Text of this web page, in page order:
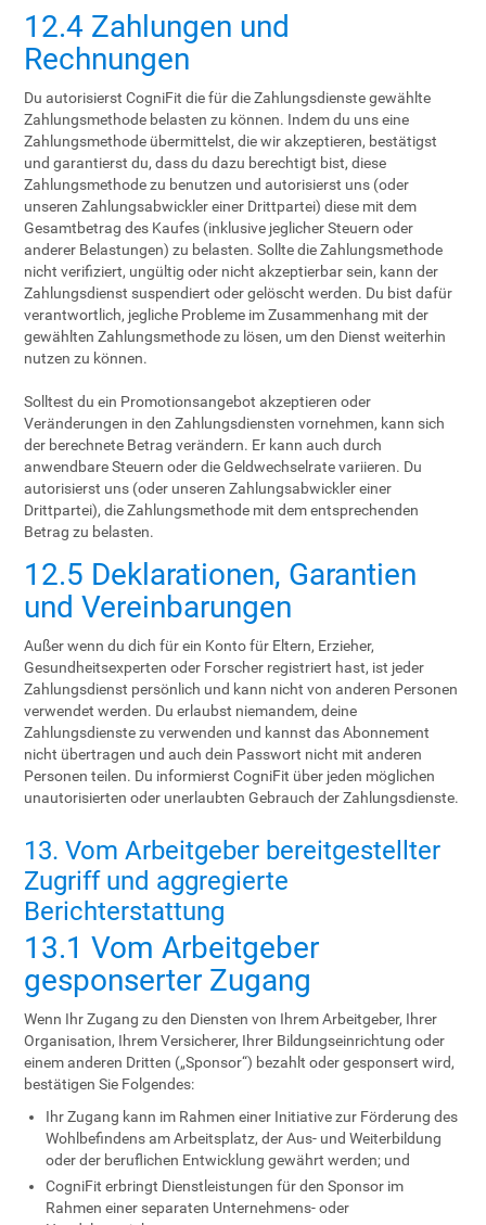
12.4 Zahlungen und
Rechnungen
Du autorisierst CogniFit die für die Zahlungsdienste gewählte
Zahlungsmethode belasten zu können. Indem du uns eine
Zahlungsmethode übermittelst, die wir akzeptieren, bestätigst
und garantierst du, dass du dazu berechtigt bist, diese
Zahlungsmethode zu benutzen und autorisierst uns (oder
unseren Zahlungsabwickler einer Drittpartei) diese mit dem
Gesamtbetrag des Kaufes (inklusive jeglicher Steuern oder
anderer Belastungen) zu belasten. Sollte die Zahlungsmethode
nicht verifiziert, ungültig oder nicht akzeptierbar sein, kann der
Zahlungsdienst suspendiert oder gelöscht werden. Du bist dafür
verantwortlich, jegliche Probleme im Zusammenhang mit der
gewählten Zahlungsmethode zu lösen, um den Dienst weiterhin
nutzen zu können.
Solltest du ein Promotionsangebot akzeptieren oder
Veränderungen in den Zahlungsdiensten vornehmen, kann sich
der berechnete Betrag verändern. Er kann auch durch
anwendbare Steuern oder die Geldwechselrate variieren. Du
autorisierst uns (oder unseren Zahlungsabwickler einer
Drittpartei), die Zahlungsmethode mit dem entsprechenden
Betrag zu belasten.
12.5 Deklarationen, Garantien
und Vereinbarungen
Außer wenn du dich für ein Konto für Eltern, Erzieher,
Gesundheitsexperten oder Forscher registriert hast, ist jeder
Zahlungsdienst persönlich und kann nicht von anderen Personen
verwendet werden. Du erlaubst niemandem, deine
Zahlungsdienste zu verwenden und kannst das Abonnement
nicht übertragen und auch dein Passwort nicht mit anderen
Personen teilen. Du informierst CogniFit über jeden möglichen
unautorisierten oder unerlaubten Gebrauch der Zahlungsdienste.
13. Vom Arbeitgeber bereitgestellter
Zugriff und aggregierte
Berichterstattung
13.1 Vom Arbeitgeber
gesponserter Zugang
Wenn Ihr Zugang zu den Diensten von Ihrem Arbeitgeber, Ihrer
Organisation, Ihrem Versicherer, Ihrer Bildungseinrichtung oder
einem anderen Dritten („Sponsor“) bezahlt oder gesponsert wird,
bestätigen Sie Folgendes:
Ihr Zugang kann im Rahmen einer Initiative zur Förderung des
Wohlbefindens am Arbeitsplatz, der Aus- und Weiterbildung
oder der beruflichen Entwicklung gewährt werden; und
CogniFit erbringt Dienstleistungen für den Sponsor im
Rahmen einer separaten Unternehmens- oder